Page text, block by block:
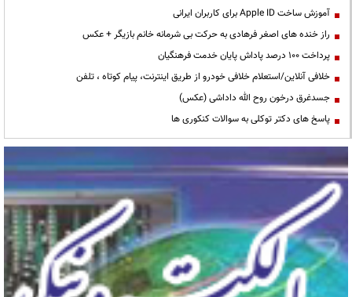
آموزش ساخت Apple ID برای کاربران ایرانی
راز خنده های اصغر فرهادی به حرکت بی شرمانه خانم بازیگر + عکس
پرداخت ۱۰۰ درصد پاداش پایان خدمت فرهنگیان
خلافی آنلاین/استعلام خلافی خودرو از طریق اینترنت، پیام کوتاه ، تلفن
جسدغرق درخون روح الله داداشی (عکس)
پاسخ های دکتر توکلی به سوالات کنکوری ها